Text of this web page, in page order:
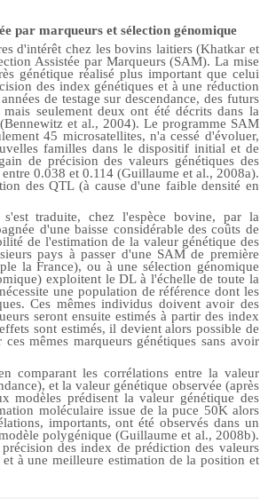
par marqueurs et sélection génomique
d'intérêt chez les bovins laitiers (Khatkar et
Assistée par Marqueurs (SAM). La mise
génétique réalisé plus important que celui
des index génétiques et à une réduction
de testage sur descendance, des futurs
seulement deux ont été décrits dans la
et al., 2004). Le programme SAM
45 microsatellites, n'a cessé d'évoluer,
familles dans le dispositif initial et de
de précision des valeurs génétiques des
0.038 et 0.114 (Guillaume et al., 2008a).
des QTL (à cause d'une faible densité en
traduite, chez l'espèce bovine, par la
d'une baisse considérable des coûts de
de l'estimation de la valeur génétique des
pays à passer d'une SAM de première
la France), ou à une sélection génomique
exploitent le DL à l'échelle de toute la
une population de référence dont les
Ces mêmes individus doivent avoir des
seront ensuite estimés à partir des index
sont estimés, il devient alors possible de
mêmes marqueurs génétiques sans avoir
comparant les corrélations entre la valeur
et la valeur génétique observée (après
modèles prédisent la valeur génétique des
moléculaire issue de la puce 50K alors
importants, ont été observés dans un
polygénique (Guillaume et al., 2008b).
des index de prédiction des valeurs
à une meilleure estimation de la position et